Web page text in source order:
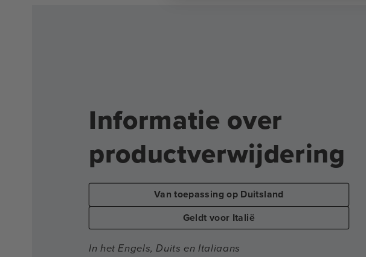
Informatie over
productverwijdering
Van toepassing op Duitsland
Geldt voor Italië
In het Engels, Duits en Italiaans